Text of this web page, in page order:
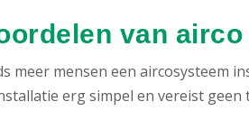
van
meer mensen een aircosysteem
erg simpel en vereist